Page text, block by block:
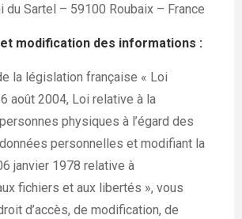
du Sartel – 59100 Roubaix – France
modification des informations :
la législation française « Loi
août 2004, Loi relative à la
physiques à l’égard des
personnelles et modifiant la
janvier 1978 relative à
fichiers et aux libertés », vous
d’accès, de modification, de